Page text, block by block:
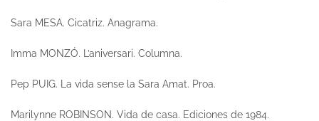
Sara MESA. Cicatriz. Anagrama.
Imma MONZÓ. L’aniversari. Columna.
Pep PUIG. La vida sense la Sara Amat. Proa.
Marilynne ROBINSON. Vida de casa. Ediciones de 1984.